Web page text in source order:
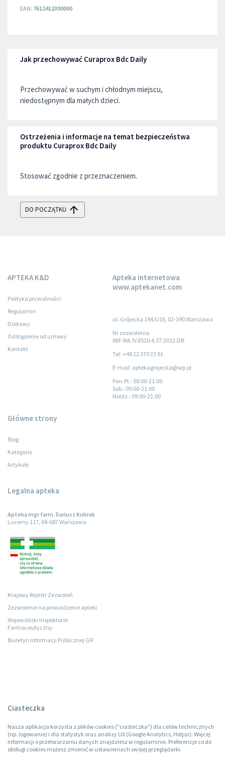
EAN: 7612412300000
Jak przechowywać Curaprox Bdc Daily
Przechowywać w suchym i chłodnym miejscu,
niedostępnym dla małych dzieci.
Ostrzeżenia i informacje na temat bezpieczeństwa
produktu Curaprox Bdc Daily
Stosować zgodnie z przeznaczeniem.
DO POCZĄTKU
APTEKA K&D
Polityka prywatności
Regulamin
Dostawy
Odstąpienie od umowy
Kontakt
Apteka internetowa
www.aptekanet.com
ul. Grójecka 194/U16, 02-390 Warszawa
Nr zezwolenia:
WIF.WA.IV.8520.4.37.2012.DB
Tel: +48 22 370 23 91
E-mail: aptekagrojecka@wp.pl
Pon-Pt.: 08:00-21:00
Sob.: 09:00-21:00
Niedz.: 09:00-21:00
Główne strony
Blog
Kategorie
Artykuły
Legalna apteka
Apteka mgr farm. Dariusz Kubrak
Lucerny 117, 04-687 Warszawa
Krajowy Rejestr Zezwoleń
Zezwolenie na prowadzenie apteki
Wojewódzki Inspektorat
Farmaceutyczny
Biuletyn Informacji Publicznej GIF
Ciasteczka
Nasza aplikacja korzysta z plików cookies ("ciasteczka") dla celów technicznych
(np. logowanie) i dla statystyk oraz analizy UX (Google Analytics, Hotjar). Więcej
informacji o przetwarzaniu danych znajdziesz w regulaminie. Preferencje co do
obsługi cookies możesz zmienić w ustawieniach swojej przeglądarki.